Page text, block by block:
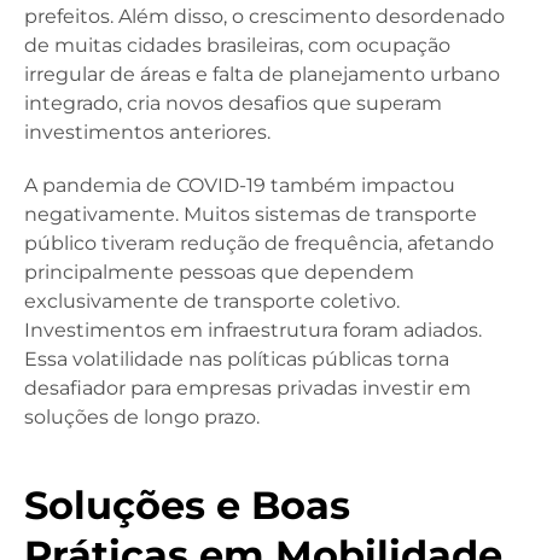
prefeitos. Além disso, o crescimento desordenado
de muitas cidades brasileiras, com ocupação
irregular de áreas e falta de planejamento urbano
integrado, cria novos desafios que superam
investimentos anteriores.
A pandemia de COVID-19 também impactou
negativamente. Muitos sistemas de transporte
público tiveram redução de frequência, afetando
principalmente pessoas que dependem
exclusivamente de transporte coletivo.
Investimentos em infraestrutura foram adiados.
Essa volatilidade nas políticas públicas torna
desafiador para empresas privadas investir em
soluções de longo prazo.
Soluções e Boas